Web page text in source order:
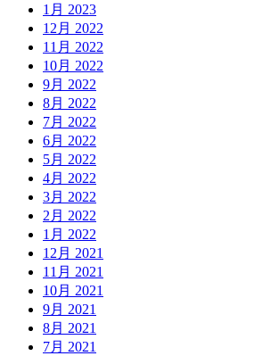
1月 2023
12月 2022
11月 2022
10月 2022
9月 2022
8月 2022
7月 2022
6月 2022
5月 2022
4月 2022
3月 2022
2月 2022
1月 2022
12月 2021
11月 2021
10月 2021
9月 2021
8月 2021
7月 2021